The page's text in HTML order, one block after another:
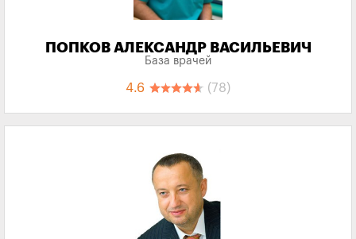
ПОПКОВ АЛЕКСАНДР ВАСИЛЬЕВИЧ
База врачей
4.6 (78)